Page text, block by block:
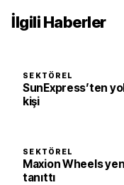
İlgili Haberler
SEKTÖREL
SunExpress’ten
kişi
SEKTÖREL
Maxion Wheels
tanıttı